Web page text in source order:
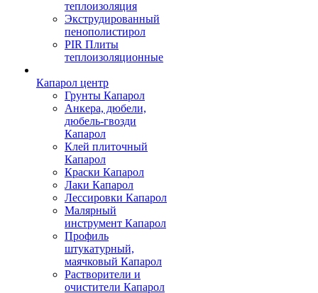
теплоизоляция
Экструдированный
пенополистирол
PIR Плиты
теплоизоляционные
Капарол центр
Грунты Капарол
Анкера, дюбели,
дюбель-гвозди
Капарол
Клей плиточный
Капарол
Краски Капарол
Лаки Капарол
Лессировки Капарол
Малярный
инструмент Капарол
Профиль
штукатурный,
маячковый Капарол
Растворители и
очистители Капарол